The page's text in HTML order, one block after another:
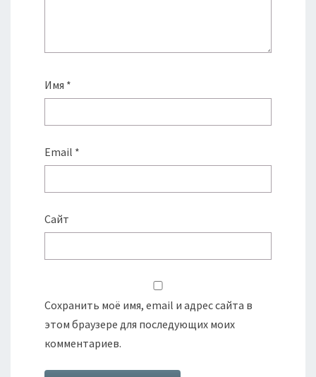
Имя *
Email *
Сайт
Сохранить моё имя, email и адрес сайта в
этом браузере для последующих моих
комментариев.